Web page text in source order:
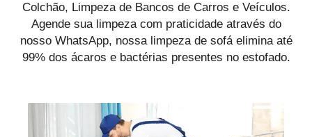
Colchão, Limpeza de Bancos de Carros e Veículos.
Agende sua limpeza com praticidade através do
nosso WhatsApp, nossa limpeza de sofá elimina até
99% dos ácaros e bactérias presentes no estofado.